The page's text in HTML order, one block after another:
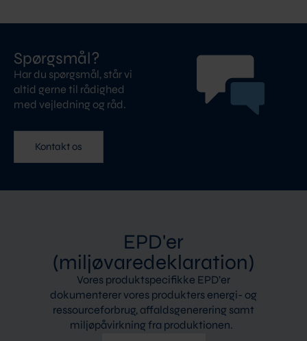
Spørgsmål?
Har du spørgsmål, står vi
altid gerne til rådighed
med vejledning og råd.
Kontakt os
EPD'er
(miljøvaredeklaration)
Vores produktspecifikke EPD’er
dokumenterer vores produkters energi- og
ressourceforbrug, affaldsgenerering samt
miljøpåvirkning fra produktionen.